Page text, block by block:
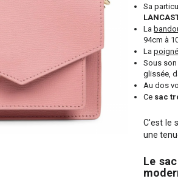
Sa
La
94cm à
La
Sous
glissée,
Au dos
Ce sac
C'est le
une
Le